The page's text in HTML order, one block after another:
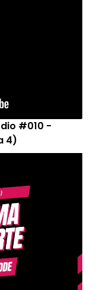
#010 -
4)